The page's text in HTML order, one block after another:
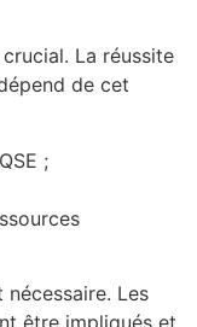
La réussite
de cet
;
Les